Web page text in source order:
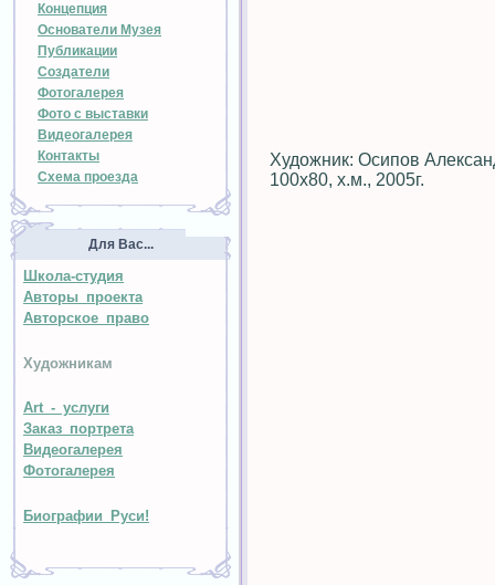
Концепция
Основатели Музея
Публикации
Создатели
Фотогалерея
Фото с выставки
Видеогалерея
Контакты
Схема проезда
Для Вас...
Школа-студия
Авторы проекта
Авторское право
Художникам
Art - услуги
Заказ портрета
Видеогалерея
Фотогалерея
Биографии Руси!
Художник: Осипов
100х80, х.м., 2005г.